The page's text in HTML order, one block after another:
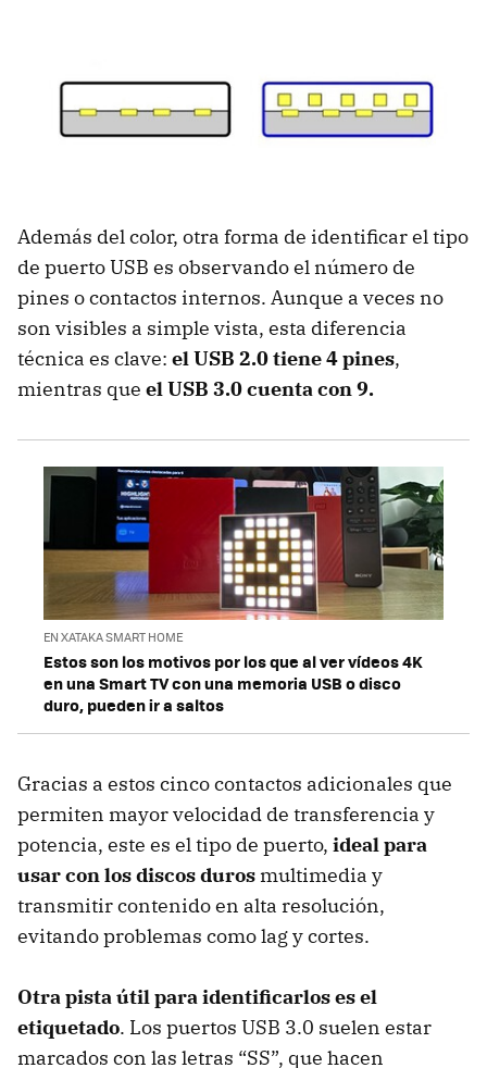
Además del color, otra forma de identificar el tipo
de puerto USB es observando el número de
pines o contactos internos. Aunque a veces no
son visibles a simple vista, esta diferencia
técnica es clave: el USB 2.0 tiene 4 pines,
mientras que el USB 3.0 cuenta con 9.
EN XATAKA SMART HOME
Estos son los motivos por los que al ver vídeos 4K
en una Smart TV con una memoria USB o disco
duro, pueden ir a saltos
Gracias a estos cinco contactos adicionales que
permiten mayor velocidad de transferencia y
potencia, este es el tipo de puerto, ideal para
usar con los discos duros multimedia y
transmitir contenido en alta resolución,
evitando problemas como lag y cortes.
Otra pista útil para identificarlos es el
etiquetado. Los puertos USB 3.0 suelen estar
marcados con las letras “SS”, que hacen